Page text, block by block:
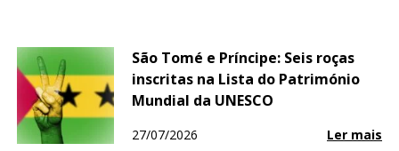
São Tomé e Príncipe: Seis roças
inscritas na Lista do Património
Mundial da UNESCO
27/07/2026 Ler mais